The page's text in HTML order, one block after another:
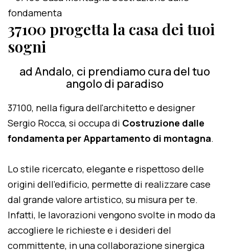
37100 progetta la casa dei tuoi
sogni
ad Andalo, ci prendiamo cura del tuo
angolo di paradiso
37100, nella figura dell'architetto e designer
Sergio Rocca, si occupa di Costruzione dalle
fondamenta per Appartamento di montagna.
Lo stile ricercato, elegante e rispettoso delle
origini dell'edificio, permette di realizzare case
dal grande valore artistico, su misura per te.
Infatti, le lavorazioni vengono svolte in modo da
accogliere le richieste e i desideri del
committente, in una collaborazione sinergica